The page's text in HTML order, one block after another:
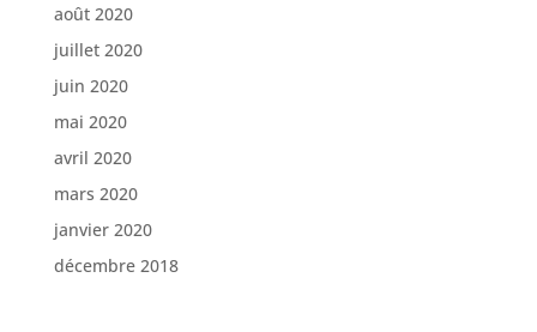
août 2020
juillet 2020
juin 2020
mai 2020
avril 2020
mars 2020
janvier 2020
décembre 2018